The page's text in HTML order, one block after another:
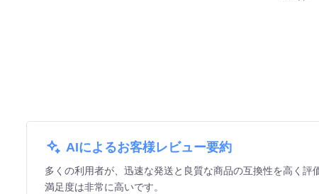
AIによるお客様レビュー要約
多くの利用者が、迅速な発送と良質な商品の互換性を高く
満足度は非常に高いです。